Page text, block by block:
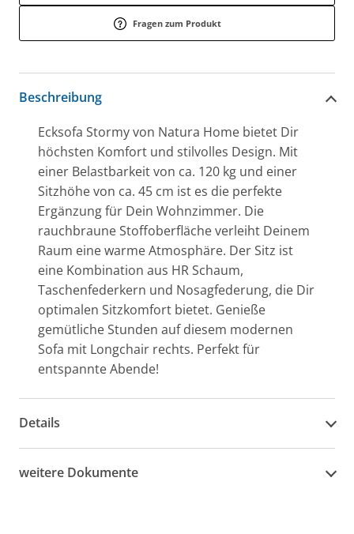
Fragen zum Produkt
Beschreibung
Ecksofa Stormy von Natura Home bietet Dir
höchsten Komfort und stilvolles Design. Mit
einer Belastbarkeit von ca. 120 kg und einer
Sitzhöhe von ca. 45 cm ist es die perfekte
Ergänzung für Dein Wohnzimmer. Die
rauchbraune Stoffoberfläche verleiht Deinem
Raum eine warme Atmosphäre. Der Sitz ist
eine Kombination aus HR Schaum,
Taschenfederkern und Nosagfederung, die Dir
optimalen Sitzkomfort bietet. Genieße
gemütliche Stunden auf diesem modernen
Sofa mit Longchair rechts. Perfekt für
entspannte Abende!
Details
weitere Dokumente